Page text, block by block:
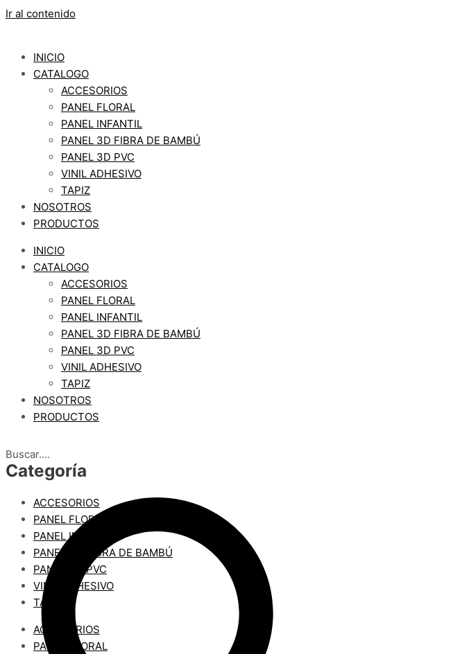
Ir al contenido
INICIO
CATALOGO
ACCESORIOS
PANEL FLORAL
PANEL INFANTIL
PANEL 3D FIBRA DE BAMBÚ
PANEL 3D PVC
VINIL ADHESIVO
TAPIZ
NOSOTROS
PRODUCTOS
INICIO
CATALOGO
ACCESORIOS
PANEL FLORAL
PANEL INFANTIL
PANEL 3D FIBRA DE BAMBÚ
PANEL 3D PVC
VINIL ADHESIVO
TAPIZ
NOSOTROS
PRODUCTOS
Buscar....
Categoría
ACCESORIOS
PANEL FLORAL
PANEL INFANTIL
PANEL 3D FIBRA DE BAMBÚ
PANEL 3D PVC
VINIL ADHESIVO
TAPIZ
ACCESORIOS
PANEL FLORAL